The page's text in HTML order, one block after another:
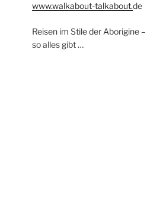
www.walkabout-talkabout.de
Reisen im Stile der Aborigine
so alles gibt …